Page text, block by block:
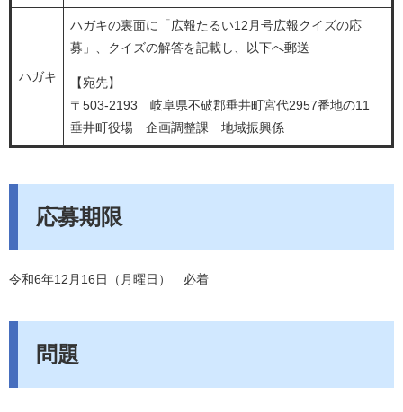
ハガキ
ハガキの裏面に「広報たるい12月号広報クイズの応
募」、クイズの解答を記載し、以下へ郵送
【宛先】
〒503-2193 岐阜県不破郡垂井町宮代2957番地の11
垂井町役場 企画調整課 地域振興係
応募期限
令和6年12月16日（月曜日） 必着
問題